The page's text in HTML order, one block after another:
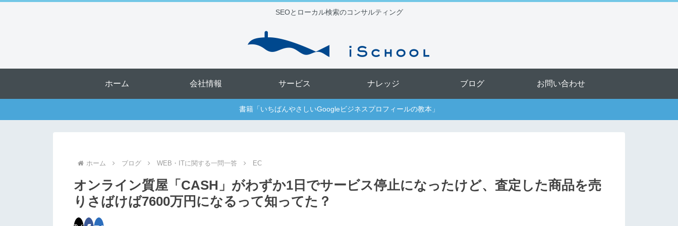
SEOとローカル検索のコンサルティング
ホーム 会社情報 サービス ナレッジ ブログ お問い合わせ
書籍「いちばんやさしいGoogleビジネスプロフィールの教本」
ホーム ブログ WEB・ITに関する一問一答 EC
オンライン質屋「CASH」がわずか1日でサービス停止になったけど、査定した商品を売
りさばけば7600万円になるって知ってた？